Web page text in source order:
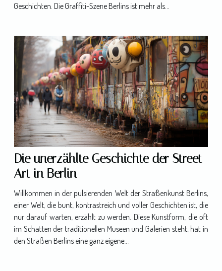
Geschichten. Die Graffiti-Szene Berlins ist mehr als...
Die unerzählte Geschichte der Street
Art in Berlin
Willkommen in der pulsierenden Welt der Straßenkunst Berlins,
einer Welt, die bunt, kontrastreich und voller Geschichten ist, die
nur darauf warten, erzählt zu werden. Diese Kunstform, die oft
im Schatten der traditionellen Museen und Galerien steht, hat in
den Straßen Berlins eine ganz eigene...